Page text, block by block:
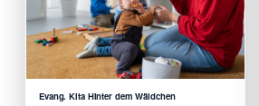
Evang. Kita Hinter dem Wäldchen